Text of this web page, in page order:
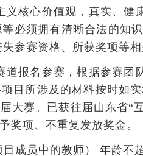
义核心价值观，真实、
必须拥有清晰合法的知
参赛资格、所获奖项等
道报名参赛，根据参赛
目所涉及的材料按时如
大赛。已获往届山东省
奖项、不重复发放奖金。
成员中的教师） 年龄不